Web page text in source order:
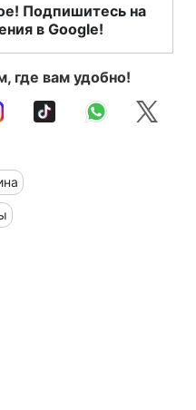
Подпишитесь на
в Google!
где вам удобно!